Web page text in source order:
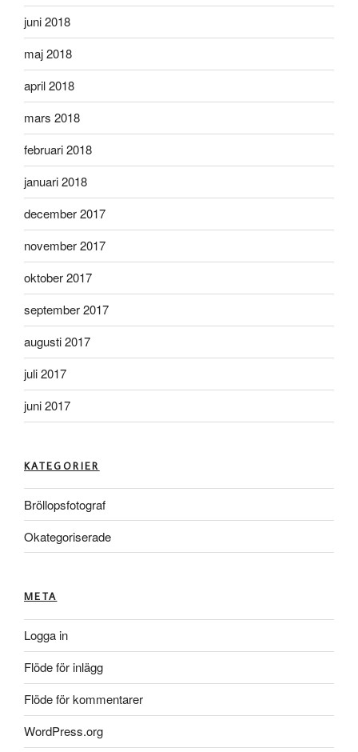
juni 2018
maj 2018
april 2018
mars 2018
februari 2018
januari 2018
december 2017
november 2017
oktober 2017
september 2017
augusti 2017
juli 2017
juni 2017
KATEGORIER
Bröllopsfotograf
Okategoriserade
META
Logga in
Flöde för inlägg
Flöde för kommentarer
WordPress.org